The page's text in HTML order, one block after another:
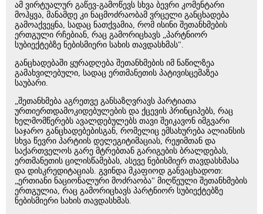
ამ ვირტუალურ გაწევ-გამოწევს სხვა ბევრი კომენტარი
მოჰყვა, მანამდე კი ნაცმოძრაობამ ვრცელი განცხადება
გამოაქვეყნა, სადაც ნათქვამია, რომ ისინი შეთანხმების
ერთგული რჩებიან, რაც გამორიცხავს „პარტნიორ
სუბიექტებზე ნებისმიერი სახის თავდასხმას".
განცხადებაში ყურადღება შეთანხმების იმ ნაწილზეა
გამახვილებული, სადაც ერთმანეთის პატივისცემაზეა
საუბარი.
„შეთანხმება აგრეთვე განსაზღვრავს პარტიათა
ურთიერთდამოკიდებულების და ქცევის პრინციპებს, რაც
ხელმომწერებს ავალდებულებს თავი შეიკავონ იმგვარი
საჯარო განცხადებებისგან, რომელიც ემსახურება ალიანსის
სხვა წევრი პარტიის დელეგიტიმაციას, რეჟიმთან და
საქართველოს გარე მტრებთან გარიგების ბრალდებას,
ერთმანეთის ცილისწამებას, ასევე ნებისმიერ თავდასხმასა
და დისკრედიტაციას. გვინდა მკაფიოდ განვაცხადოთ:
„ერთიანი ნაციონალური მოძრაობა" მიღწეული შეთანხმების
ერთგულია, რაც გამორიცხავს პარტნიორ სუბიექტებზე
ნებისმიერი სახის თავდასხმას.